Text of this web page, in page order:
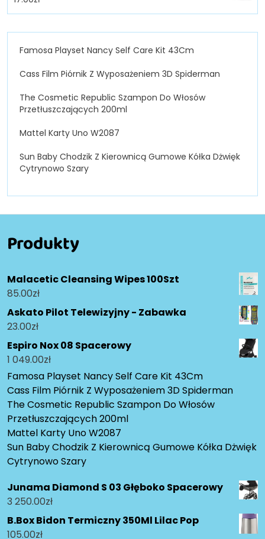
Famosa Playset Nancy Self Care Kit 43Cm
Cass Film Piórnik Z Wyposażeniem 3D Spiderman
The Cosmetic Republic Szampon Do Włosów
Przetłuszczających 200ml
Mattel Karty Uno W2087
Sun Baby Chodzik Z Kierownicą Gumowe Kółka Dżwięk
Cytrynowo Szary
Produkty
Malacetic Cleansing Wipes 100Szt
85.00zł
Askato Pilot Telewizyjny - Zabawka
23.00zł
Espiro Nox 08 Spacerowy
1 049.00zł
Famosa Playset Nancy Self Care Kit 43Cm
Cass Film Piórnik Z Wyposażeniem 3D Spiderman
The Cosmetic Republic Szampon Do Włosów
Przetłuszczających 200ml
Mattel Karty Uno W2087
Sun Baby Chodzik Z Kierownicą Gumowe Kółka Dżwięk
Cytrynowo Szary
Junama Diamond S 03 Głęboko Spacerowy
3 250.00zł
B.Box Bidon Termiczny 350Ml Lilac Pop
105.00zł